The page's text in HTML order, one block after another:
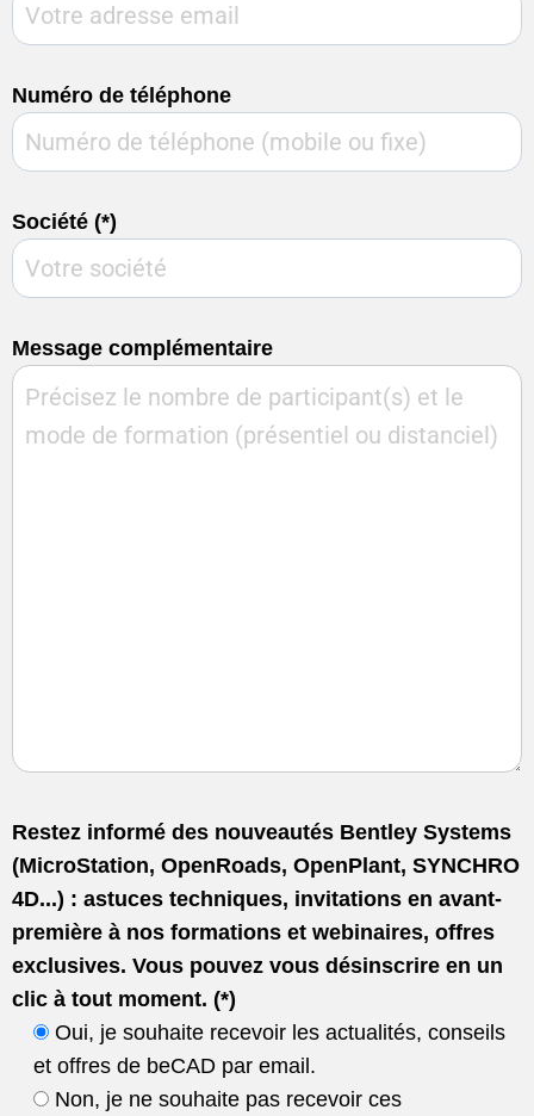
Numéro de téléphone
Société (*)
Message complémentaire
Restez informé des nouveautés Bentley Systems
(MicroStation, OpenRoads, OpenPlant, SYNCHRO
4D...) : astuces techniques, invitations en avant-
première à nos formations et webinaires, offres
exclusives. Vous pouvez vous désinscrire en un
clic à tout moment. (*)
Oui, je souhaite recevoir les actualités, conseils
et offres de beCAD par email.
Non, je ne souhaite pas recevoir ces